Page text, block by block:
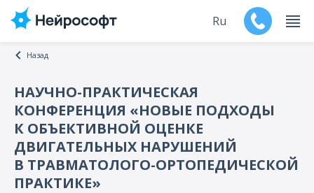
Продукты
Поддержка
Ru
Назад
НАУЧНО-ПРАКТИЧЕСКАЯ
КОНФЕРЕНЦИЯ «НОВЫЕ ПОДХОДЫ
К ОБЪЕКТИВНОЙ ОЦЕНКЕ
ДВИГАТЕЛЬНЫХ НАРУШЕНИЙ
В ТРАВМАТОЛОГО-ОРТОПЕДИЧЕСКОЙ
ПРАКТИКЕ»